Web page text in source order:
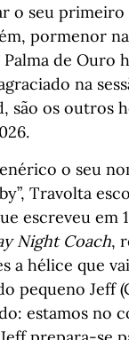
o seu
pormenor
de Ouro
na
são os outros
o seu
Travolta
escreveu em
Night Coach,
a hélice que
pequeno Jeff
estamos no